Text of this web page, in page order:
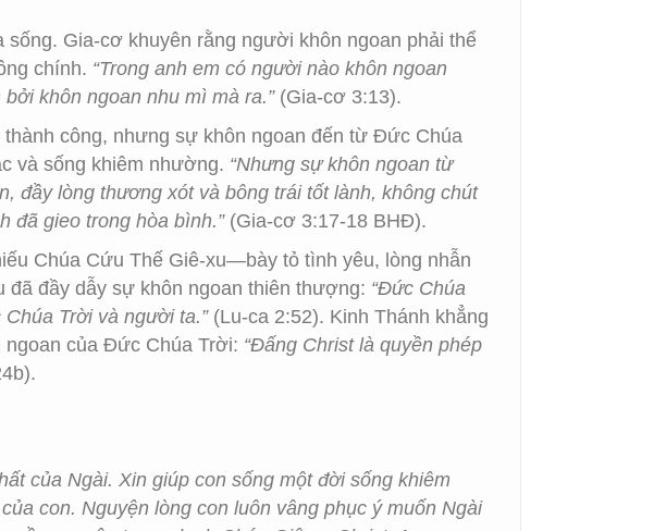
Gia-cơ khuyên rằng người khôn ngoan phải thể
chính. “Trong anh em có người nào khôn ngoan
khôn ngoan nhu mì mà ra.”(Gia-cơ 3:13).
công, nhưng sự khôn ngoan đến từ Đức Chúa
và sống khiêm nhường. “Nhưng sự khôn ngoan từ
đầy lòng thương xót và bông trái tốt lành, không chút
đã gieo trong hòa bình.”(Gia-cơ 3:17-18 BHĐ).
Chúa Cứu Thế Giê-xu—bày tỏ tình yêu, lòng nhẫn
đã đầy dẫy sự khôn ngoan thiên thượng: “Đức Chúa
Trời và người ta.”(Lu-ca 2:52). Kinh Thánh khẳng
ngoan của Đức Chúa Trời: “Đấng Christ là quyền phép
của Ngài. Xin giúp con sống một đời sống khiêm
con. Nguyện lòng con luôn vâng phục ý muốn Ngài